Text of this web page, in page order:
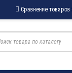
Сравнение товаров